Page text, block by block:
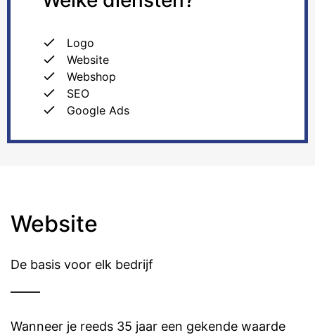
Logo
Website
Webshop
SEO
Google Ads
Website
De basis voor elk bedrijf
Wanneer je reeds 35 jaar een gekende waarde